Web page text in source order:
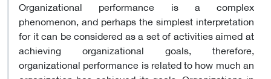
Organizational performance is a complex
phenomenon, and perhaps the simplest interpretation
for it can be considered as a set of activities aimed at
achieving organizational goals, therefore,
organizational performance is related to how much an